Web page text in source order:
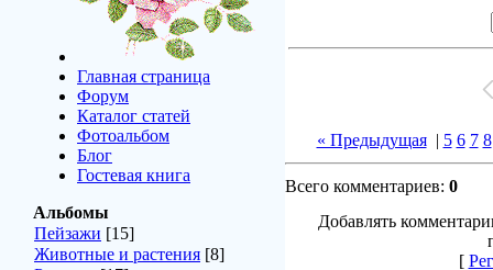
Главная страница
Форум
Каталог статей
Фотоальбом
Блог
Гостевая книга
Альбомы
Пейзажи [15]
Животные и растения [8]
« Предыдущая| 5 6 7 8
Всего комментариев: 0
Добавлять
[